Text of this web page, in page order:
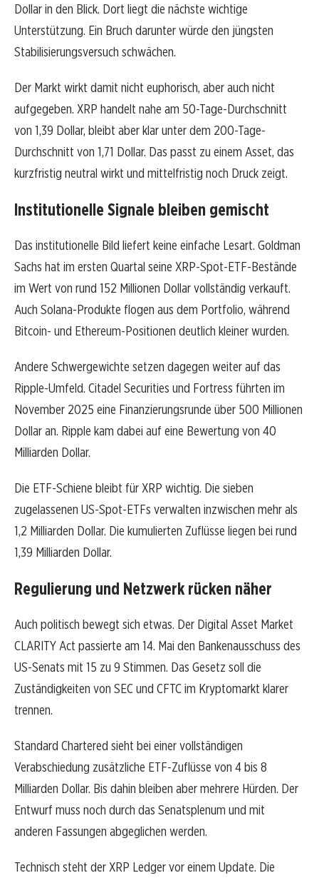
Dollar in den Blick. Dort liegt die nächste wichtige
Unterstützung. Ein Bruch darunter würde den jüngsten
Stabilisierungsversuch schwächen.
Der Markt wirkt damit nicht euphorisch, aber auch nicht
aufgegeben. XRP handelt nahe am 50-Tage-Durchschnitt
von 1,39 Dollar, bleibt aber klar unter dem 200-Tage-
Durchschnitt von 1,71 Dollar. Das passt zu einem Asset, das
kurzfristig neutral wirkt und mittelfristig noch Druck zeigt.
Institutionelle Signale bleiben gemischt
Das institutionelle Bild liefert keine einfache Lesart. Goldman
Sachs hat im ersten Quartal seine XRP-Spot-ETF-Bestände
im Wert von rund 152 Millionen Dollar vollständig verkauft.
Auch Solana-Produkte flogen aus dem Portfolio, während
Bitcoin- und Ethereum-Positionen deutlich kleiner wurden.
Andere Schwergewichte setzen dagegen weiter auf das
Ripple-Umfeld. Citadel Securities und Fortress führten im
November 2025 eine Finanzierungsrunde über 500 Millionen
Dollar an. Ripple kam dabei auf eine Bewertung von 40
Milliarden Dollar.
Die ETF-Schiene bleibt für XRP wichtig. Die sieben
zugelassenen US-Spot-ETFs verwalten inzwischen mehr als
1,2 Milliarden Dollar. Die kumulierten Zuflüsse liegen bei rund
1,39 Milliarden Dollar.
Regulierung und Netzwerk rücken näher
Auch politisch bewegt sich etwas. Der Digital Asset Market
CLARITY Act passierte am 14. Mai den Bankenausschuss des
US-Senats mit 15 zu 9 Stimmen. Das Gesetz soll die
Zuständigkeiten von SEC und CFTC im Kryptomarkt klarer
trennen.
Standard Chartered sieht bei einer vollständigen
Verabschiedung zusätzliche ETF-Zuflüsse von 4 bis 8
Milliarden Dollar. Bis dahin bleiben aber mehrere Hürden. Der
Entwurf muss noch durch das Senatsplenum und mit
anderen Fassungen abgeglichen werden.
Technisch steht der XRP Ledger vor einem Update. Die